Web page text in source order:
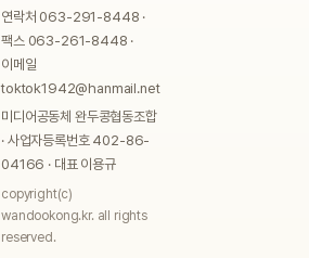
연락처 063-291-8448 ·
팩스 063-261-8448 ·
이메일
toktok1942@hanmail.net
미디어공동체 완두콩협동조합
· 사업자등록번호 402-86-
04166 · 대표 이용규
copyright(c)
wandookong.kr. all rights
reserved.